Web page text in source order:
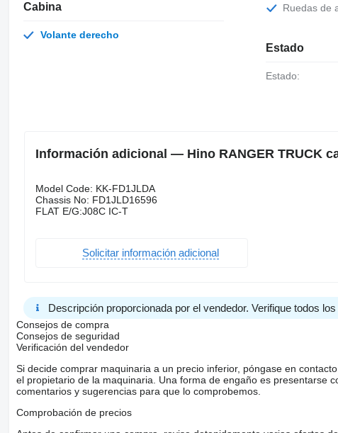
Cabina
Volante derecho
Ruedas
Estado
Estado:
Información adicional — Hino RANGER TRUCK
Model Code: KK-FD1JLDA
Chassis No: FD1JLD16596
FLAT E/G:J08C IC-T
Solicitar información adicional
Descripción proporcionada por el vendedor. Verifique todos
Consejos de compra
Consejos de seguridad
Verificación del vendedor
Si decide comprar maquinaria a un precio inferior, póngase en
el propietario de la maquinaria. Una forma de engaño es presentarse
comentarios y sugerencias para que lo comprobemos.
Comprobación de precios